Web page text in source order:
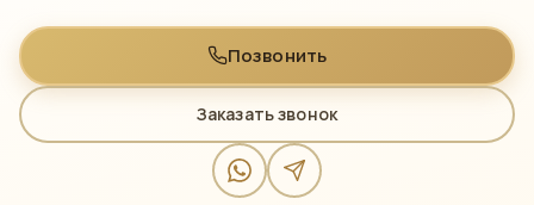
Позвонить
Заказать звонок